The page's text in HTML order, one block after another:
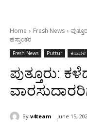
Home Fresh News
ಹಸ್ತಾಂತರ
Fresh News Puttur ಕರಾವಳಿ
ಪುತ್ತೂರು:
By v4team June 15,